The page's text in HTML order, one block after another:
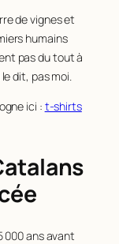
de vignes et
humains
pas du tout à
dit, pas moi.
ici : t-shirts
000 ans avant